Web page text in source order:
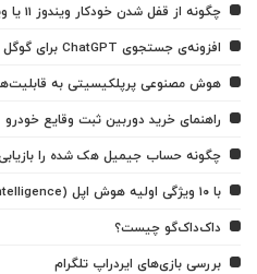
چگونه از قفل شدن خودکار ویندوز 11 یا ویندوز 10 جلوگیری کنیم؟
افزونه‌ی جستجوی ChatGPT برای گوگل کروم معرفی شد
هوش مصنوعی پرپلکیسیتی به
راهنمای خرید دوربین ثبت وقایع خودرو
چگونه حساب جیمیل هک شده را
با ۱۰ ویژگی اولیه هوش اپل (Apple Intelligence) آشنا شوید
داک‌داک‌گو چیست؟
بررسی بازی‌های ایردراپ تلگرام